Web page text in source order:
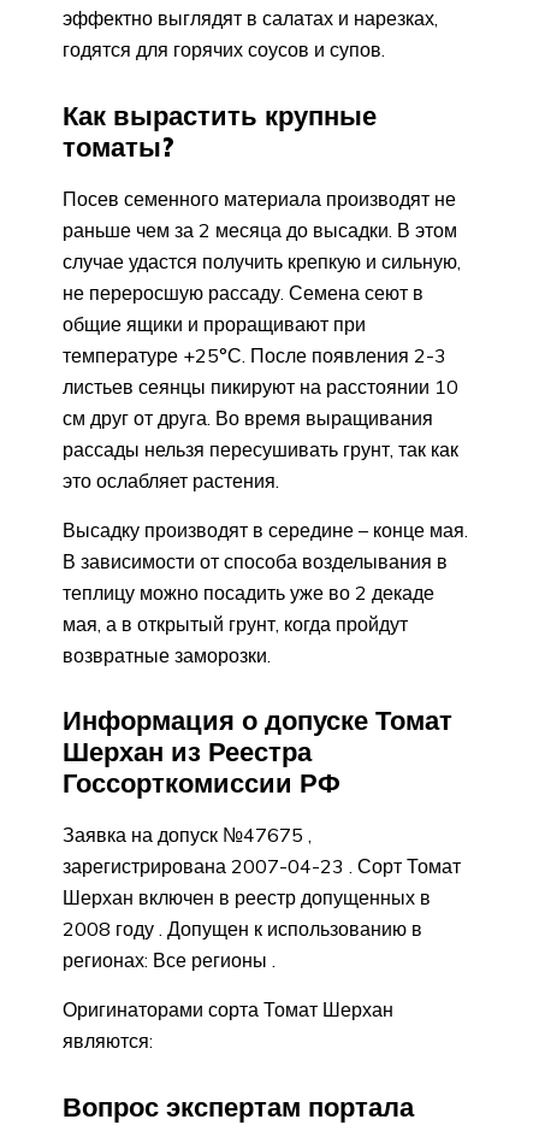
эффектно выглядят в салатах и нарезках,
годятся для горячих соусов и супов.
Как вырастить крупные
томаты?
Посев семенного материала производят не
раньше чем за 2 месяца до высадки. В этом
случае удастся получить крепкую и сильную,
не переросшую рассаду. Семена сеют в
общие ящики и проращивают при
температуре +25°С. После появления 2-3
листьев сеянцы пикируют на расстоянии 10
см друг от друга. Во время выращивания
рассады нельзя пересушивать грунт, так как
это ослабляет растения.
Высадку производят в середине – конце мая.
В зависимости от способа возделывания в
теплицу можно посадить уже во 2 декаде
мая, а в открытый грунт, когда пройдут
возвратные заморозки.
Информация о допуске Томат
Шерхан из Реестра
Госсорткомиссии РФ
Заявка на допуск №47675 ,
зарегистрирована 2007-04-23 . Сорт Томат
Шерхан включен в реестр допущенных в
2008 году . Допущен к использованию в
регионах: Все регионы .
Оригинаторами сорта Томат Шерхан
являются:
Вопрос экспертам портала